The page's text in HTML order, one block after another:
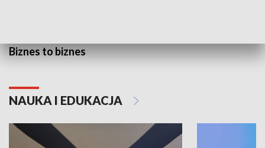
Biznes to biznes
NAUKA I EDUKACJA